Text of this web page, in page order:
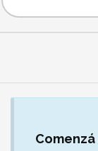
Comenzá